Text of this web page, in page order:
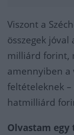
Viszont a
összegek
milliárd forint,
amennyiben a
feltételeknek –
hatmilliárd
Olvastam egy